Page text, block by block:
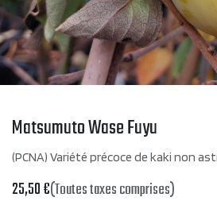
Matsumuto Wase Fuyu
(PCNA) Variété précoce de kaki non
25,50€(Toutes taxes comprises)